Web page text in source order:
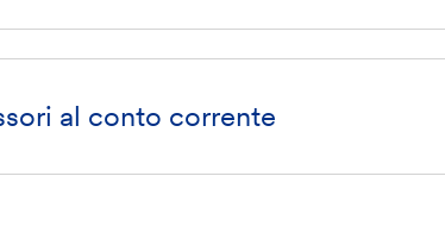
al conto corrente